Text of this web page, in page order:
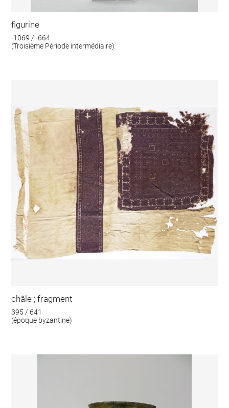
figurine
-1069 / -664
(Troisième Période intermédiaire)
châle ; fragment
395 / 641
(époque byzantine)